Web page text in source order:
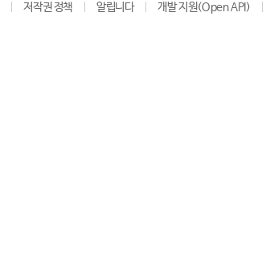
저작권 정책 알립니다 개발 지원(Open API)